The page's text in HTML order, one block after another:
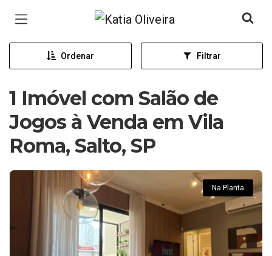
Página inicial
Ordenar Filtrar
1 Imóvel com Salão de
Jogos à Venda em Vila
Roma, Salto, SP
Na Planta